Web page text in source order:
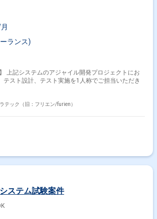
ランス)
上記システムのアジャイル開発プロジェクトにお
テスト設計、テスト実施を1人称でご担当いただき
テック（旧：フリエン/furien）
ステム試験案件